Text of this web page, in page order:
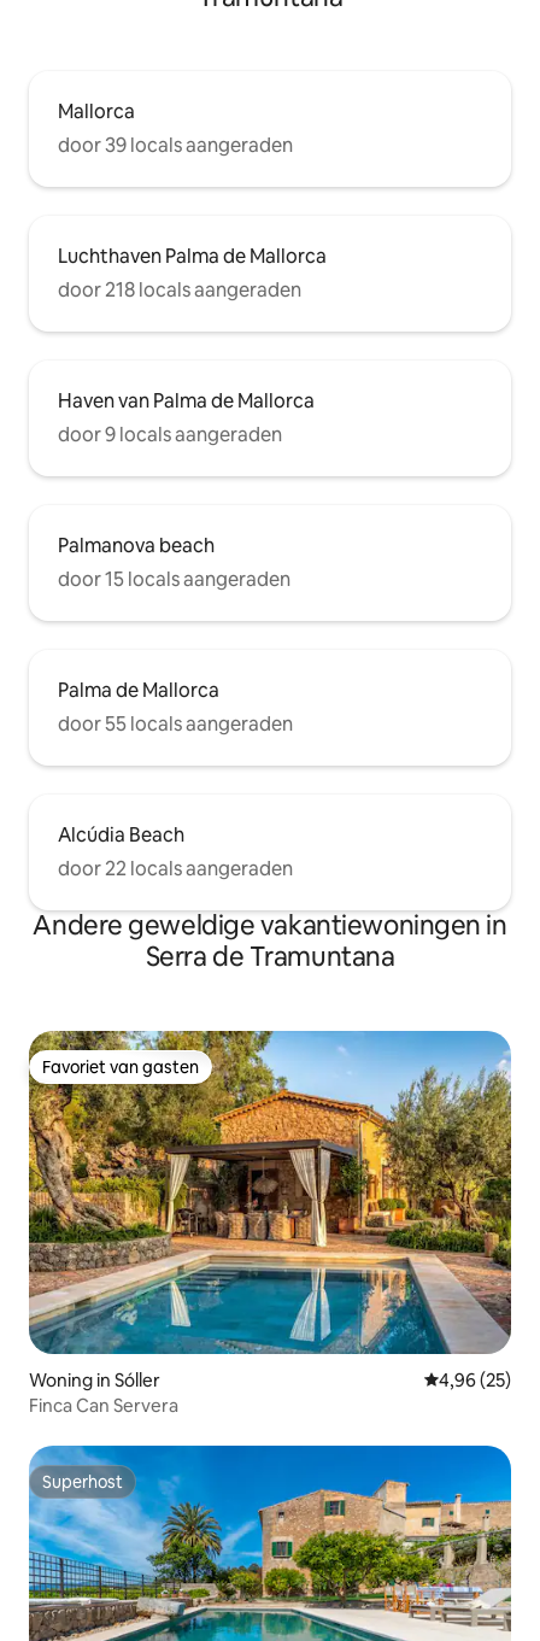
Mallorca
door 39 locals aangeraden
Luchthaven Palma de Mallorca
door 218 locals aangeraden
Haven van Palma de Mallorca
door 9 locals aangeraden
Palmanova beach
door 15 locals aangeraden
Palma de Mallorca
door 55 locals aangeraden
Alcúdia Beach
door 22 locals aangeraden
Andere geweldige vakantiewoningen in
Serra de Tramuntana
Favoriet van gasten
Favoriet van gasten
Woning in Sóller Gemiddelde
4,96 (25)
Finca Can Servera
Superhost
Superhost